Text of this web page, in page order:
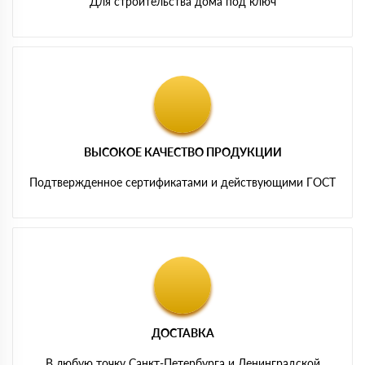
ВЫСОКОЕ КАЧЕСТВО ПРОДУКЦИИ
Подтвержденное сертификатами и действующими ГОСТ
ДОСТАВКА